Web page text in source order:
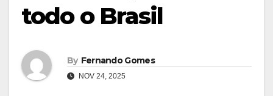
todo o Brasil
By Fernando Gomes
NOV 24, 2025